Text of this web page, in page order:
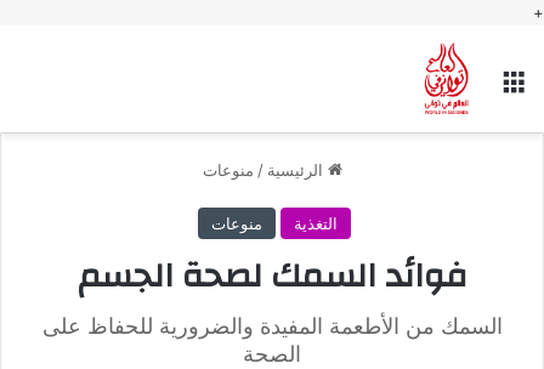
+
القائمة
الرئيسية / منوعات
التغذية منوعات
فوائد السمك لصحة الجسم
السمك من الأطعمة المفيدة والضرورية للحفاظ على
الصحة